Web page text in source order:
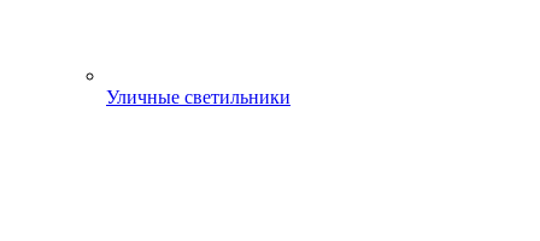
Уличные светильники